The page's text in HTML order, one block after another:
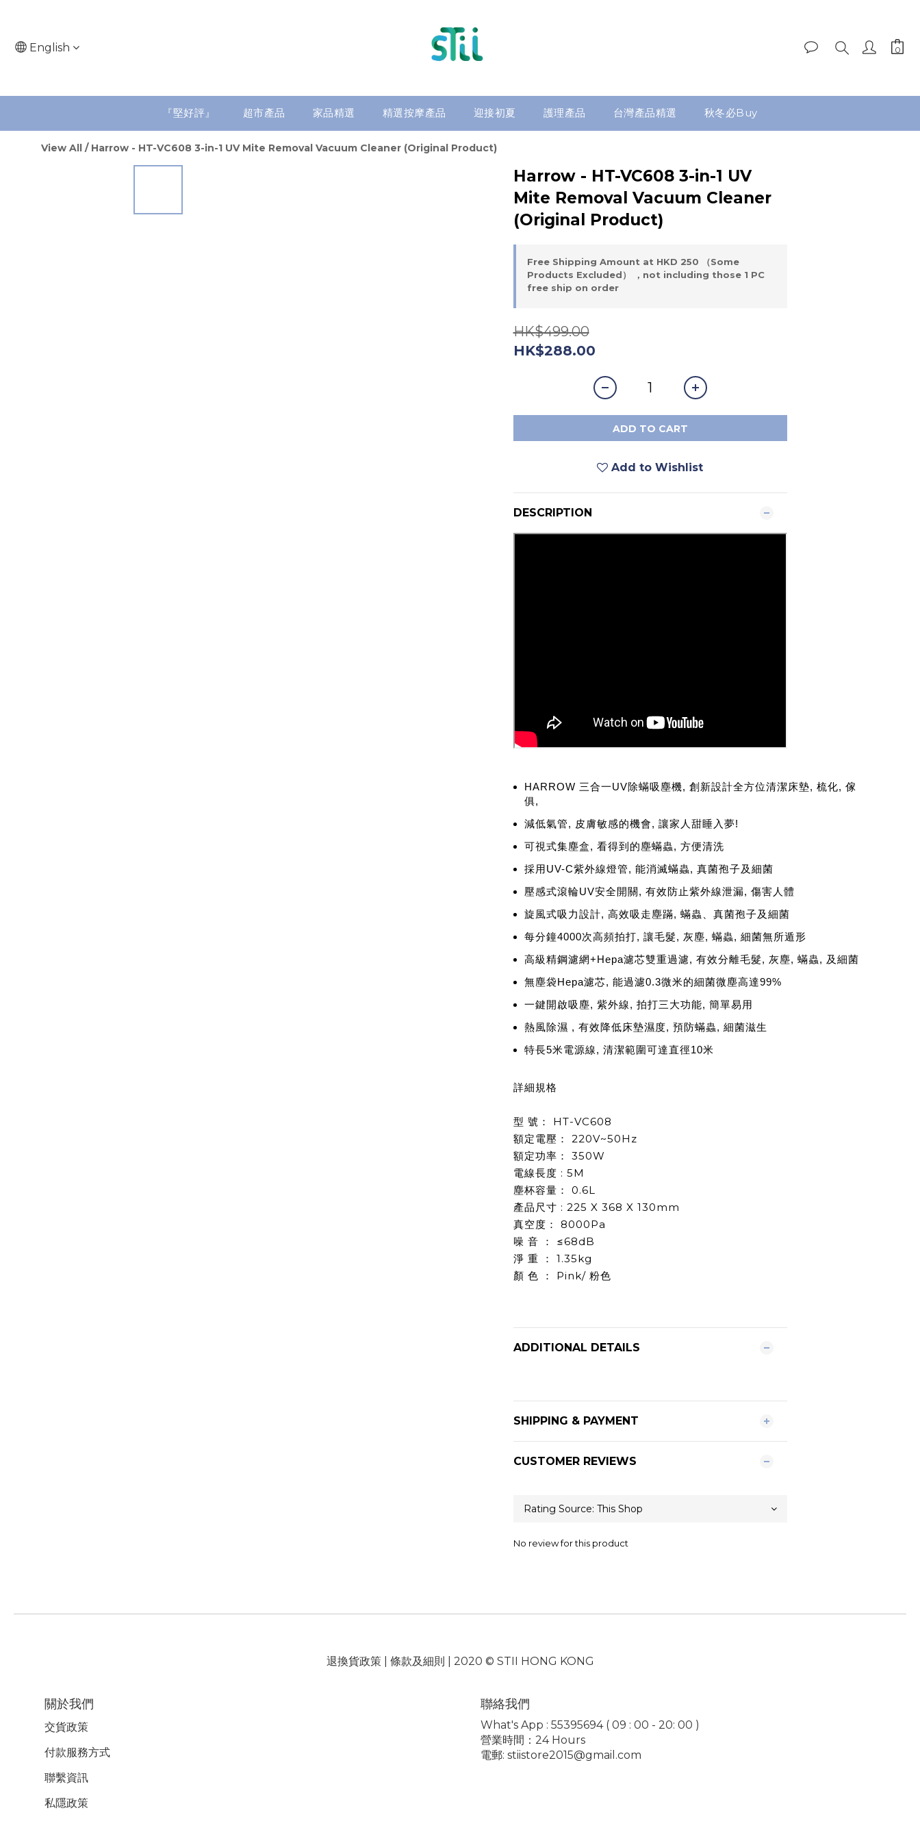
English
『堅好評』 超市產品 家品精選 精選按摩產品 迎接初夏 護理產品 台灣產品精選 秋冬必Buy
View All / Harrow - HT-VC608 3-in-1 UV Mite Removal Vacuum Cleaner (Original Product)
Harrow - HT-VC608 3-in-1 UV
Mite Removal Vacuum Cleaner
(Original Product)
Free Shipping Amount at HKD 250 （Some
Products Excluded） ，not including those 1 PC
free ship on order
HK$499.00
HK$288.00
ADD TO CART
Add to Wishlist
DESCRIPTION
HARROW 三合一UV除蟎吸塵機, 創新設計全方位清潔床墊, 梳化, 傢
俱,
減低氣管, 皮膚敏感的機會, 讓家人甜睡入夢!
可視式集塵盒, 看得到的塵蟎蟲, 方便清洗
採用UV-C紫外線燈管, 能消滅蟎蟲, 真菌孢子及細菌
壓感式滾輪UV安全開關, 有效防止紫外線泄漏, 傷害人體
旋風式吸力設計, 高效吸走塵蹣, 蟎蟲、真菌孢子及細菌
每分鐘4000次高頻拍打, 讓毛髮, 灰塵, 蟎蟲, 細菌無所遁形
高級精鋼濾網+Hepa濾芯雙重過濾, 有效分離毛髮, 灰塵, 蟎蟲, 及細菌
無塵袋Hepa濾芯, 能過濾0.3微米的細菌微塵高達99%
一鍵開啟吸塵, 紫外線, 拍打三大功能, 簡單易用
熱風除濕 , 有效降低床墊濕度, 預防蟎蟲, 細菌滋生
特長5米電源線, 清潔範圍可達直徑10米
詳細規格
型 號： HT-VC608
額定電壓： 220V~50Hz
額定功率： 350W
電線長度 : 5M
塵杯容量： 0.6L
產品尺寸 : 225 X 368 X 130mm
真空度： 8000Pa
噪 音 ： ≤68dB
淨 重 ： 1.35kg
顏 色 ： Pink/ 粉色
ADDITIONAL DETAILS
SHIPPING & PAYMENT
CUSTOMER REVIEWS
No review for this product
退換貨政策| 條款及細則 | 2020 © STII HONG KONG
關於我們
交貨政策
付款服務方式
聯繫資訊
私隱政策
聯絡我們
What's App : 55395694 ( 09 : 00 - 20: 00 )
營業時間：24 Hours
電郵: stiistore2015@gmail.com